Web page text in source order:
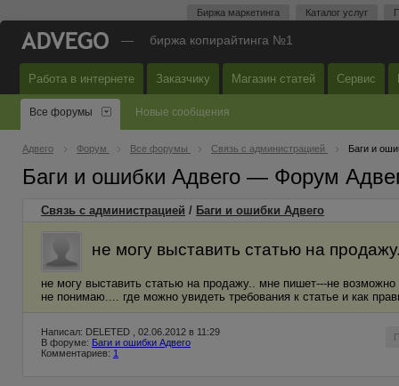
Биржа маркетинга Каталог услуг
— биржа копирайтинга №1
Работа в интернете Заказчику Магазин статей Сервис
Все форумы Новые сообщения
Адвего Форум Все форумы Связь с администрацией Баги и
Баги и ошибки Адвего — Форум
Связь с администрацией / Баги и ошибки Адвего
не могу выставить статью на
не могу выставить статью на продажу.. мне пишет---не
не понимаю.... где можно увидеть требования к статье и как
Написал: DELETED , 02.06.2012 в 11:29
В форуме: Баги и ошибки Адвего
Комментариев: 1